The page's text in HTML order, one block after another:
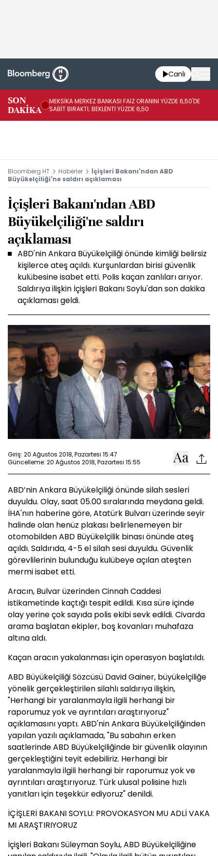
Canlı
SON
DAKİKA
MEKSİKA MERKEZ BANKASI FAİZ ORANINI YÜZDE 6,50'DE
SABİT BIRAKTI; BEKLENTİ YÜZDE 6,50
Bloomberg HT Haberler
İçişleri Bakanı'ndan ABD
Büyükelçiliği'ne saldırı açıklaması
İçişleri Bakanı'ndan ABD
Büyükelçiliği'ne saldırı
açıklaması
ABD'nin Ankara Büyükelçiliği önünde kimliği belirsiz
kişilerce ateş açıldı. Kurşunlardan birisi güvenlik
kulübesine isabet etti. Polis kaçan zanlıları arıyor.
Saldırıya ilişkin İçişleri Bakanı Soylu'dan son dakika
açıklaması geldi.
Giriş: 20 Ağustos 2018, Pazartesi 15:47
Güncelleme: 20 Ağustos 2018, Pazartesi 15:55
ABD’nin Ankara Büyükelçiliği önünde silah sesleri
duyuldu. Olay, saat 05.00 sıralarında meydana geldi.
İHA'nın haberine göre, Atatürk Bulvarı üzerinde seyir
halinde olan henüz plakası belirlenemeyen bir
otomobilden ABD Büyükelçilik binası önünde ateş
açıldı. Saldırıda, 4-5 el silah sesi duyuldu. Güvenlik
görevlilerinin bulunduğu kulübeye açılan ateşten
mermi isabet etti.
Aracın, Bulvar üzerinden Cinnah Caddesi
istikametinde kaçtığı tespit edildi. Kısa süre içinde
olay yerine çok sayıda polis ekibi sevk edildi. Civarda
arama başlatan ekipler, boş kovanları muhafaza
altına aldı.
Kaçan aracın yakalanması için operasyon başlatıldı.
ABD Büyükelçiliği Sözcüsü David Gainer, büyükelçiliğe
yönelik gerçekleştirilen silahlı saldırıya ilişkin,
"Herhangi bir yaralanmayla ilgili herhangi bir
raporumuz yok ve ayrıntıları araştırıyoruz"
açıklamasını yaptı. ABD'nin Ankara Büyükelçiliğinden
yapılan yazılı açıklamada, "Bu sabahın erken
saatlerinde ABD Büyükelçiliğinde bir güvenlik olayının
gerçekleştiğini teyit edebiliriz. Herhangi bir
yaralanmayla ilgili herhangi bir raporumuz yok ve
ayrıntıları araştırıyoruz. Türk ulusal polisine hızlı
yanıtları için teşekkür ediyoruz" denildi.
İÇİŞLERİ BAKANI SOYLU: PROVOKASYON MU ADLİ VAKA
MI ARAŞTIRIYORUZ
İçişleri Bakanı Süleyman Soylu, ABD Büyükelçiliğine